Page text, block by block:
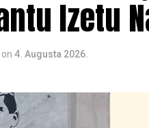
Izetu
on 4. Augusta 2026.